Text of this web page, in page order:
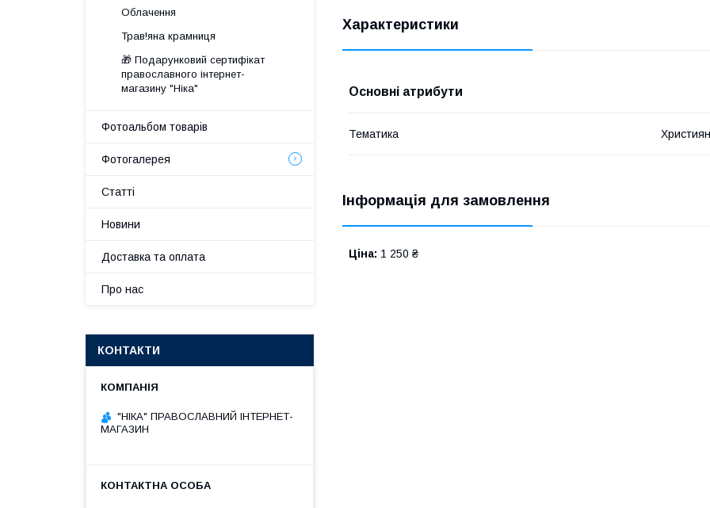
Характеристики
Основні атрибути
Тематика
Інформація для замовлення
Ціна: 1 250 ₴
Облачення
Трав!яна крамниця
🎁 Подарунковий сертифікат
православного інтернет-
магазину "Ніка"
Фотоальбом товарів
Фотогалерея
Статті
Новини
Доставка та оплата
Про нас
КОНТАКТИ
"НІКА" ПРАВОСЛАВНИЙ ІНТЕРНЕТ-
МАГАЗИН